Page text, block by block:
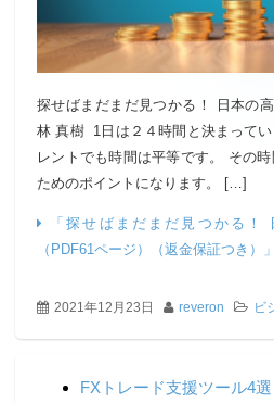
探せばまだまだ見つかる！ 日本の
林 真樹 1​日は２４時間と決まって
レントでも時間は平等です。 その
ためのポイントになります。 […]
「探せばまだまだ見つかる！
（PDF61ページ）（返金保証つき）
2021年12月23日 reveron ビ
FXトレード支援ツール4選